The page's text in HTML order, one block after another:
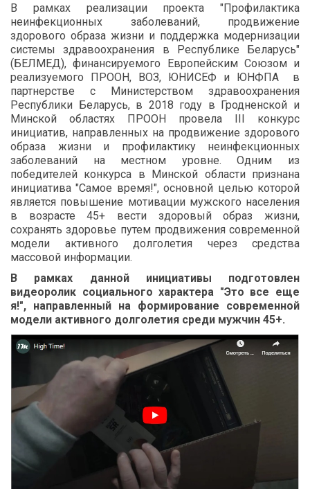
В рамках реализации проекта "Профилактика
неинфекционных заболеваний, продвижение
здорового образа жизни и поддержка модернизации
системы здравоохранения в Республике Беларусь"
(БЕЛМЕД), финансируемого Европейским Союзом и
реализуемого ПРООН, ВОЗ, ЮНИСЕФ и ЮНФПА в
партнерстве с Министерством здравоохранения
Республики Беларусь, в 2018 году в Гродненской и
Минской областях ПРООН провела III конкурс
инициатив, направленных на продвижение здорового
образа жизни и профилактику неинфекционных
заболеваний на местном уровне. Одним из
победителей конкурса в Минской области признана
инициатива "Самое время!", основной целью которой
является повышение мотивации мужского населения
в возрасте 45+ вести здоровый образ жизни,
сохранять здоровье путем продвижения современной
модели активного долголетия через средства
массовой информации.
В рамках данной инициативы подготовлен
видеоролик социального характера "Это все еще
я!", направленный на формирование современной
модели активного долголетия среди мужчин 45+.